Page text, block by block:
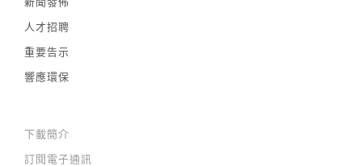
人才招聘
重要告示
響應環保
下載簡介
訂閱電子通訊